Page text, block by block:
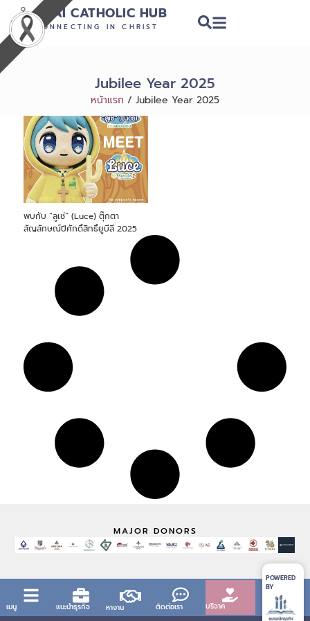
THAI CATHOLIC HUB
CONNECTING IN CHRIST
Jubilee Year 2025
หน้าแรก / Jubilee Year 2025
พบกับ “ลูเซ่” (Luce) ตุ๊กตา
สัญลักษณ์ปีศักดิ์สิทธิ์ยูบีลี 2025
MAJOR DONORS
เมนู แนะนำธุรกิจ หางาน ติดต่อเรา บริจาค
POWERED
BY